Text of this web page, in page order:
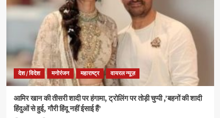
देश / विदेश मनोरंजन महाराष्ट्र वायरल न्यूज़
आमिर खान की तीसरी शादी पर हंगामा, ट्रोलिंग पर तोड़ी चुप्पी ,’बहनों की शादी
हिंदुओं से हुई, गौरी हिंदू नहीं ईसाई हैं’